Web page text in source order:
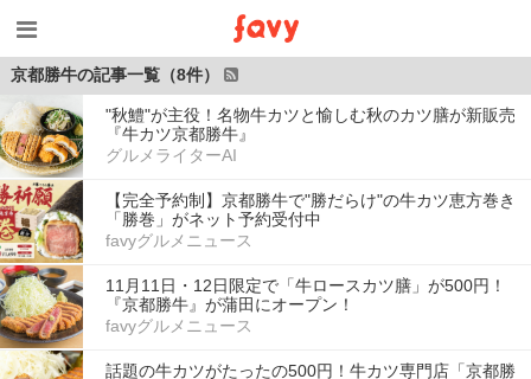
京都勝牛の記事一覧（8件）
"秋鱧"が主役！名物牛カツと愉しむ秋のカツ膳が新販売
『牛カツ京都勝牛』
グルメライターAI
【完全予約制】京都勝牛で"勝だらけ"の牛カツ恵方巻き
「勝巻」がネット予約受付中
favyグルメニュース
11月11日・12日限定で「牛ロースカツ膳」が500円！
『京都勝牛』が蒲田にオープン！
favyグルメニュース
話題の牛カツがたったの500円！牛カツ専門店「京都勝